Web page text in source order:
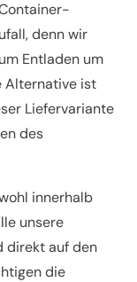
denn wir
Entladen um
Alternative ist
Liefervariante
des
innerhalb
unsere
direkt auf den
die